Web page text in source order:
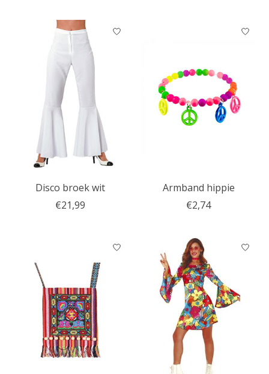
Disco broek wit
€21,99
Armband hippie
€2,74